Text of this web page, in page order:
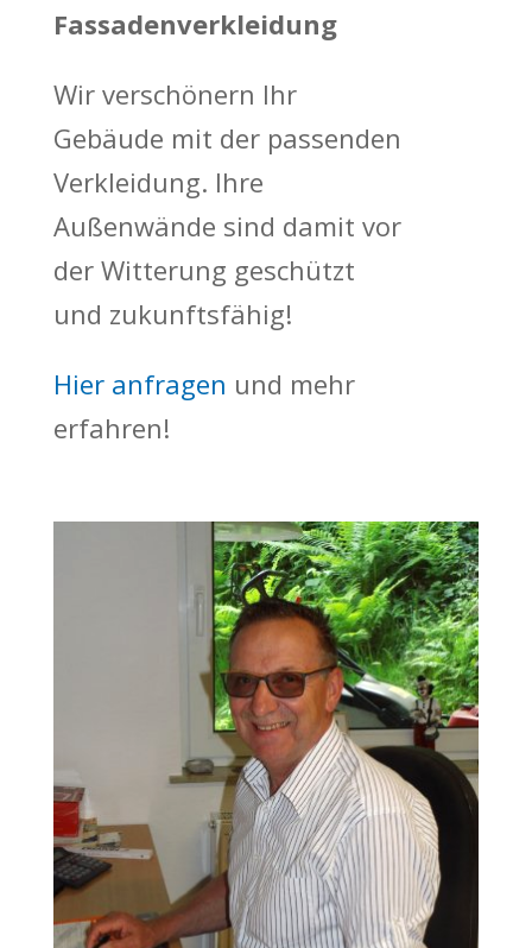
Fassadenverkleidung
Wir verschönern Ihr
Gebäude mit der passenden
Verkleidung. Ihre
Außenwände sind damit vor
der Witterung geschützt
und zukunftsfähig!
Hier anfragen und mehr
erfahren!